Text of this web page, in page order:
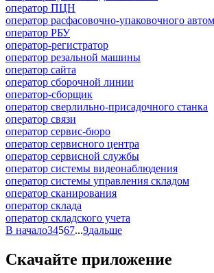
оператор ПЦН
оператор расфасовочно-упаковочного
оператор РБУ
оператор-регистратор
оператор резальной машины
оператор сайта
оператор сборочной линии
оператор-сборщик
оператор сверлильно-присадочного станка
оператор связи
оператор сервис-бюро
оператор сервисного центра
оператор сервисной службы
оператор системы видеонаблюдения
оператор системы управления складом
оператор сканирования
оператор склада
оператор складского учета
В начало34567...9дальше
Скачайте приложение